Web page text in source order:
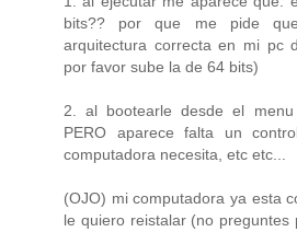
bits?? por que me pide
arquitectura correcta en mi pc
por favor sube la de 64 bits)
2. al bootearle desde el
PERO aparece falta un
computadora necesita, etc etc...
(OJO) mi computadora ya esta
le quiero reistalar (no